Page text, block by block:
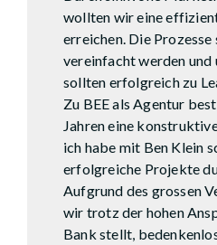
wollten wir eine
erreichen. Die
vereinfacht werden und
sollten erfolgreich zu
Zu BEE als Agentur
Jahren eine
ich habe mit Ben Klein
erfolgreiche Projekte
Aufgrund des grossen
wir trotz der hohen
Bank stellt,